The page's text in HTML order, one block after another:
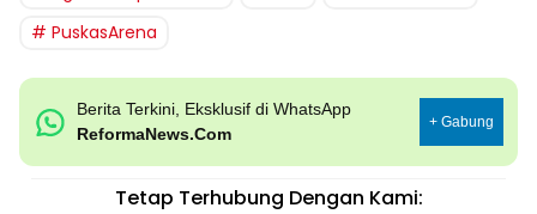
PuskasArena
Berita Terkini, Eksklusif di WhatsApp
ReformaNews.Com
+ Gabung
Tetap Terhubung Dengan Kami: